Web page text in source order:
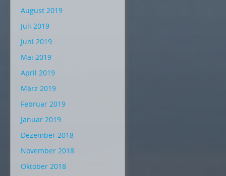
August 2019
Juli 2019
Juni 2019
Mai 2019
April 2019
März 2019
Februar 2019
Januar 2019
Dezember 2018
November 2018
Oktober 2018